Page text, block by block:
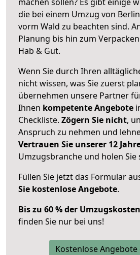
die bei einem Umzug von
vorm Wald zu beachten sind.
Planung bis hin zum
Hab & Gut.
Wenn Sie durch Ihren
nicht wissen, was Sie zuerst
übernehmen unsere Partner
Ihnen kompetente Angebote
Checkliste. Zögern Sie nicht,
Anspruch zu nehmen und
Vertrauen Sie unserer 12
Umzugsbranche und holen Sie
Füllen Sie jetzt das Formular
Sie kostenlose Angebote.
Bis zu 60 % der
finden Sie nur bei uns!
Kostenlose